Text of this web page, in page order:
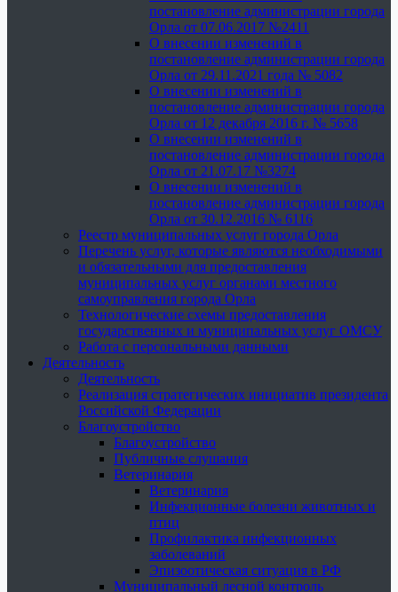
постановление администрации города
Орла от 07.06.2017 №2411
О внесении изменений в
постановление администрации города
Орла от 29.11.2021 года № 5082
О внесении изменений в
постановление администрации города
Орла от 12 декабря 2016 г. № 5658
О внесении изменений в
постановление администрации города
Орла от 21.07.17 №3274
О внесении изменений в
постановление администрации города
Орла от 30.12.2016 № 6116
Реестр муниципальных услуг города Орла
Перечень услуг, которые являются необходимыми
и обязательными для предоставления
муниципальных услуг органами местного
самоуправления города Орла
Технологические схемы предоставления
государственных и муниципальных услуг ОМСУ
Работа с персональными данными
Деятельность
Деятельность
Реализация стратегических инициатив президента
Российской Федерации
Благоустройство
Благоустройство
Публичные слушания
Ветеринария
Ветеринария
Инфекционные болезни животных и
птиц
Профилактика инфекционных
заболеваний
Эпизоотическая ситуация в РФ
Муниципальный лесной контроль